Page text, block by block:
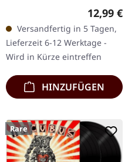
InsideOutMusic Catalog.
CD im Jewelcase. Long
Distance Calling liefern…
Regulärer
12,99 €
Versandfertig in 5 Tagen,
Lieferzeit 6-12 Werktage -
Wird in Kürze eintreffen
HINZUFÜGEN
Rare